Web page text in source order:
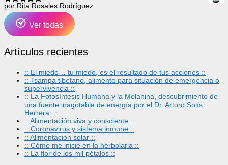
Valorado
con
por Rita Rosales Rodríguez
Ver todas
Artículos recientes
:: El miedo… tu miedo, es el resultado de tus acciones ::
:: Tsampa tibetano, alimento para situación de emergencia o
supervivencia ::
:: La Fotosíntesis Humana y la Melanina, descubrimiento de
una fuente inagotable de energía por el Dr. Arturo Solís
Herrera ::
:: Alimentación viva y consciente ::
:: Coronavirus y sistema inmune ::
:: Alimentación solar ::
:: Cómo me inicié en la herbolaria ::
:: La flor de los mil pétalos ::